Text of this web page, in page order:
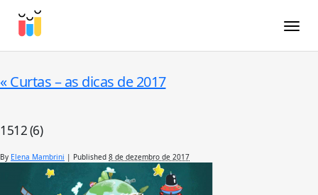
«Curtas – as dicas de 2017
1512 (6)
By Elena Mambrini | Published 8 de dezembro de 2017